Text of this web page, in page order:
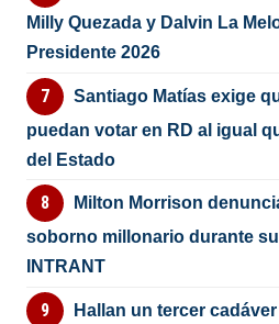
Milly Quezada y Dalvin La
Presidente 2026
Santiago Matías exige
puedan votar en RD al igual
del Estado
Milton Morrison
soborno millonario durante
INTRANT
Hallan un tercer